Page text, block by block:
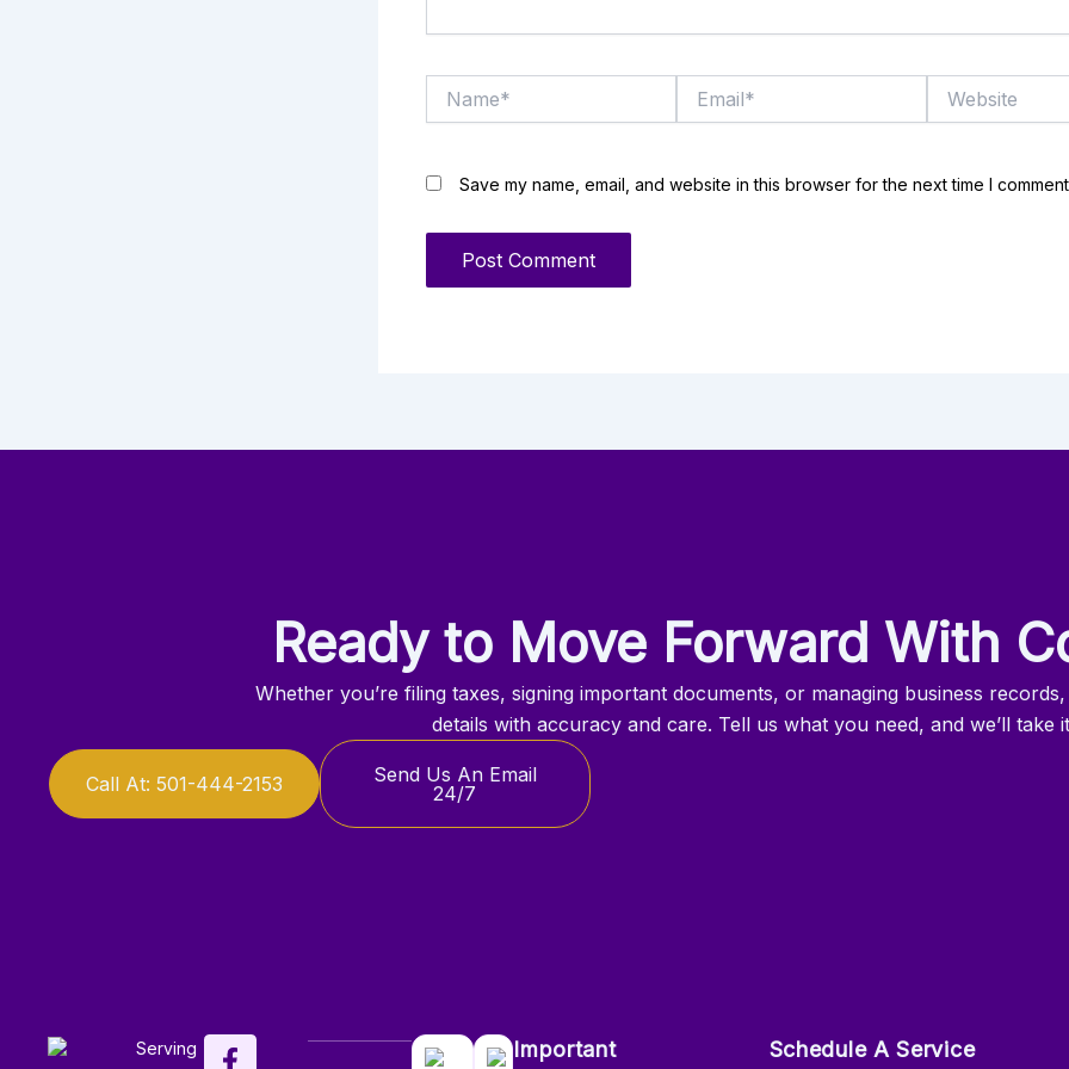
Save my name, email, and website in this browser for the next time I
Ready to Move Forward With
Whether you’re filing taxes, signing important documents, or managing business
details with accuracy and care. Tell us what you need, and we’ll take
Call At: 501-444-2153
Send Us An Email
24/7
Serving
F
X
Y
L
Important Schedule A Service